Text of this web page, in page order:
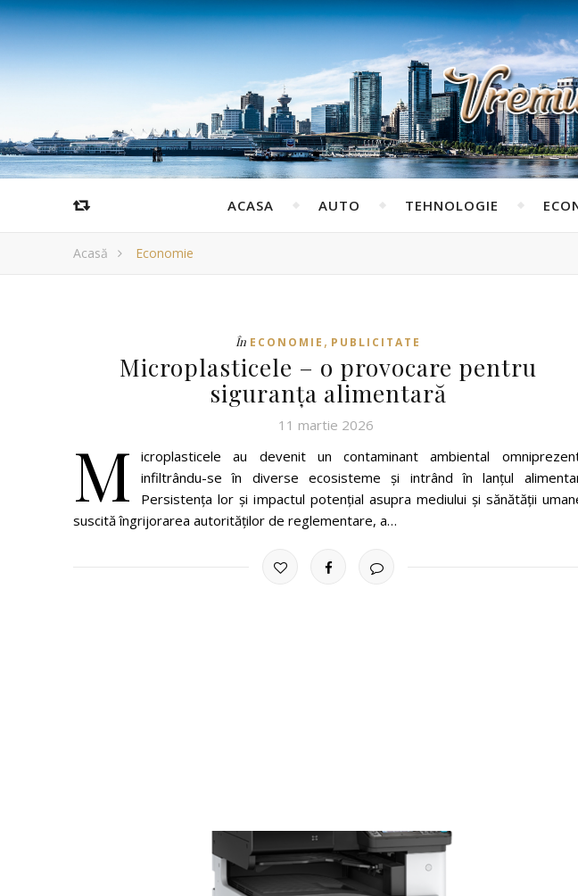
ACASA AUTO TEHNOLOGIE
Acasă Economie
În ECONOMIE , PUBLICITATE
Microplasticele – o provocare pentru
siguranța alimentară
11 martie 2026
M
icroplasticele au devenit un contaminant ambiental
infiltrându-se în diverse ecosisteme și intrând în lanțul
Persistența lor și impactul potențial asupra mediului și sănătății
suscită îngrijorarea autorităților de reglementare, a…